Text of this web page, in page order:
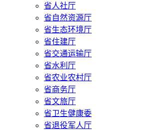
省人社厅
省自然资源厅
省生态环境厅
省住建厅
省交通运输厅
省水利厅
省农业农村厅
省商务厅
省文旅厅
省卫生健康委
省退役军人厅